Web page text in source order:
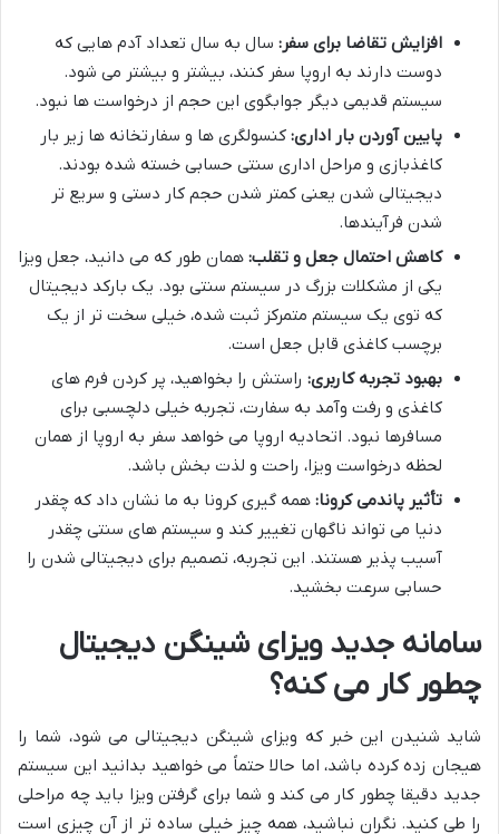
افزایش تقاضا برای سفر: سال به سال تعداد آدم هایی که
دوست دارند به اروپا سفر کنند، بیشتر و بیشتر می شود.
سیستم قدیمی دیگر جوابگوی این حجم از درخواست ها نبود.
پایین آوردن بار اداری: کنسولگری ها و سفارتخانه ها زیر بار
کاغذبازی و مراحل اداری سنتی حسابی خسته شده بودند.
دیجیتالی شدن یعنی کمتر شدن حجم کار دستی و سریع تر
شدن فرآیندها.
کاهش احتمال جعل و تقلب: همان طور که می دانید، جعل ویزا
یکی از مشکلات بزرگ در سیستم سنتی بود. یک بارکد دیجیتال
که توی یک سیستم متمرکز ثبت شده، خیلی سخت تر از یک
برچسب کاغذی قابل جعل است.
بهبود تجربه کاربری: راستش را بخواهید، پر کردن فرم های
کاغذی و رفت وآمد به سفارت، تجربه خیلی دلچسبی برای
مسافرها نبود. اتحادیه اروپا می خواهد سفر به اروپا از همان
لحظه درخواست ویزا، راحت و لذت بخش باشد.
تأثیر پاندمی کرونا: همه گیری کرونا به ما نشان داد که چقدر
دنیا می تواند ناگهان تغییر کند و سیستم های سنتی چقدر
آسیب پذیر هستند. این تجربه، تصمیم برای دیجیتالی شدن را
حسابی سرعت بخشید.
سامانه جدید ویزای شینگن دیجیتال
چطور کار می کنه؟
شاید شنیدن این خبر که ویزای شینگن دیجیتالی می شود، شما را
هیجان زده کرده باشد، اما حالا حتماً می خواهید بدانید این سیستم
جدید دقیقا چطور کار می کند و شما برای گرفتن ویزا باید چه مراحلی
را طی کنید. نگران نباشید، همه چیز خیلی ساده تر از آن چیزی است